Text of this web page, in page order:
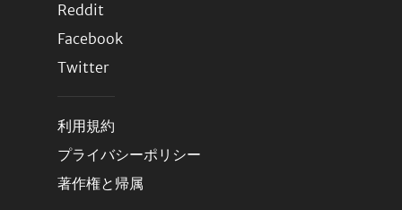
Reddit
Facebook
Twitter
利用規約
プライバシーポリシー
著作権と帰属